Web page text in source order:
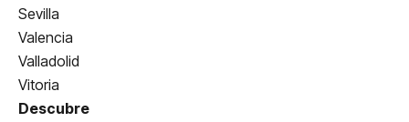
Sevilla
Valencia
Valladolid
Vitoria
Descubre